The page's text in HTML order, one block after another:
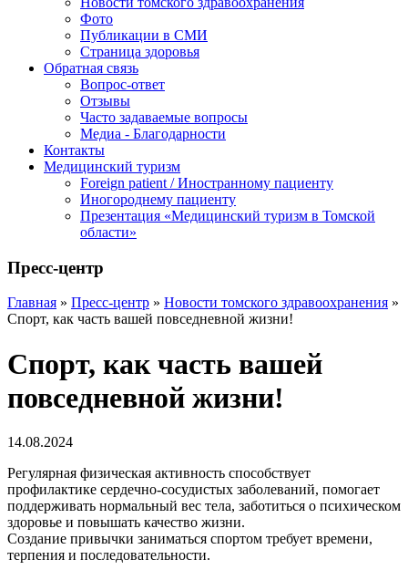
Фото
Публикации в СМИ
Страница здоровья
Обратная связь
Вопрос-ответ
Отзывы
Часто задаваемые вопросы
Медиа - Благодарности
Контакты
Медицинский туризм
Foreign patient / Иностранному пациенту
Иногороднему пациенту
Презентация «Медицинский туризм в Томской
области»
Пресс-центр
Главная » Пресс-центр » Новости томского здравоохранения »
Спорт, как часть вашей повседневной жизни!
Спорт, как часть вашей
повседневной жизни!
14.08.2024
Регулярная физическая активность способствует
профилактике сердечно-сосудистых заболеваний, помогает
поддерживать нормальный вес тела, заботиться о психическом
здоровье и повышать качество жизни.
Создание привычки заниматься спортом требует времени,
терпения и последовательности.